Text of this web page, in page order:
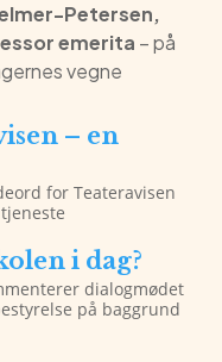
Petersen,
emerita – på
vegne
– en
for Teateravisen
i dag?
dialogmødet
på baggrund